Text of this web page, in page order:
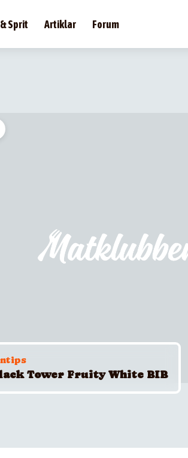
Sprit Artiklar Forum
Tower Fruity White BIB